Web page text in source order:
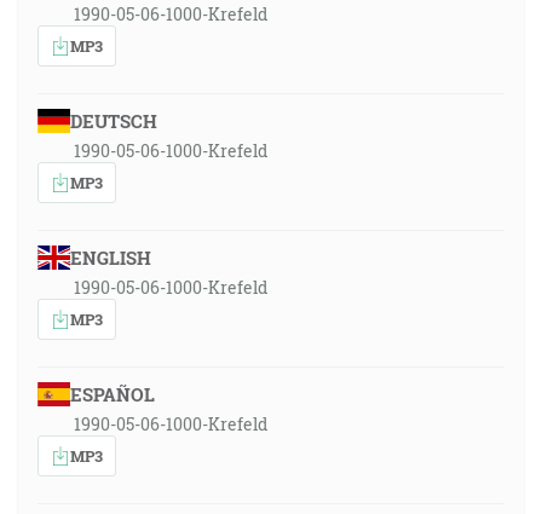
1990-05-06-1000-Krefeld
MP3
DEUTSCH
1990-05-06-1000-Krefeld
MP3
ENGLISH
1990-05-06-1000-Krefeld
MP3
ESPAÑOL
1990-05-06-1000-Krefeld
MP3